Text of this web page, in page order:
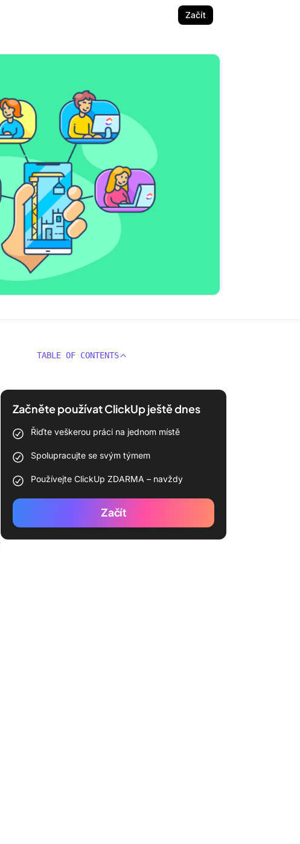
Začít
TABLE OF CONTENTS
Začněte používat ClickUp ještě dnes
Řiďte veškerou práci na jednom místě
Spolupracujte se svým týmem
Používejte ClickUp ZDARMA – navždy
Začít